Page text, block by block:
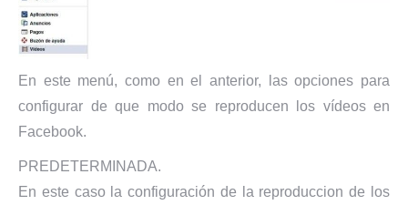
En este menú, como en el anterior, las opciones para
configurar de que modo se reproducen los vídeos en
Facebook.
PREDETERMINADA.
En este caso la configuración de la reproduccion de los